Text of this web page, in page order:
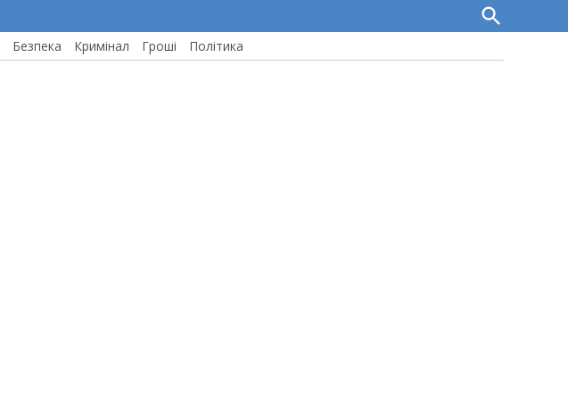
Open
Search
Безпека Кримінал Гроші Політика